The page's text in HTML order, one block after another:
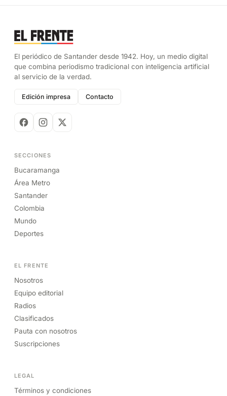
El periódico de Santander desde 1942. Hoy, un medio digital
que combina periodismo tradicional con inteligencia artificial
al servicio de la verdad.
Edición impresa Contacto
SECCIONES
Bucaramanga
Área Metro
Santander
Colombia
Mundo
Deportes
EL FRENTE
Nosotros
Equipo editorial
Radios
Clasificados
Pauta con nosotros
Suscripciones
LEGAL
Términos y condiciones